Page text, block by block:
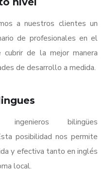
a nuestros clientes un
de profesionales en el
de la mejor manera
de desarrollo a medida.
bilingües
posibilidad nos permite
y efectiva tanto en inglés
local.